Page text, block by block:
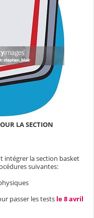
LA SECTION
intégrer la section basket
suivantes:
passer les tests le 8 avril